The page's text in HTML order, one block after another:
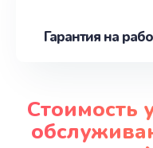
Гарантия на
Стоимость